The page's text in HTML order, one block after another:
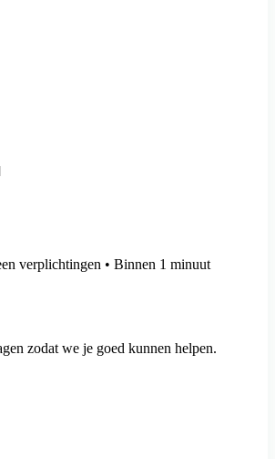
verplichtingen • Binnen 1 minuut
zodat we je goed kunnen helpen.